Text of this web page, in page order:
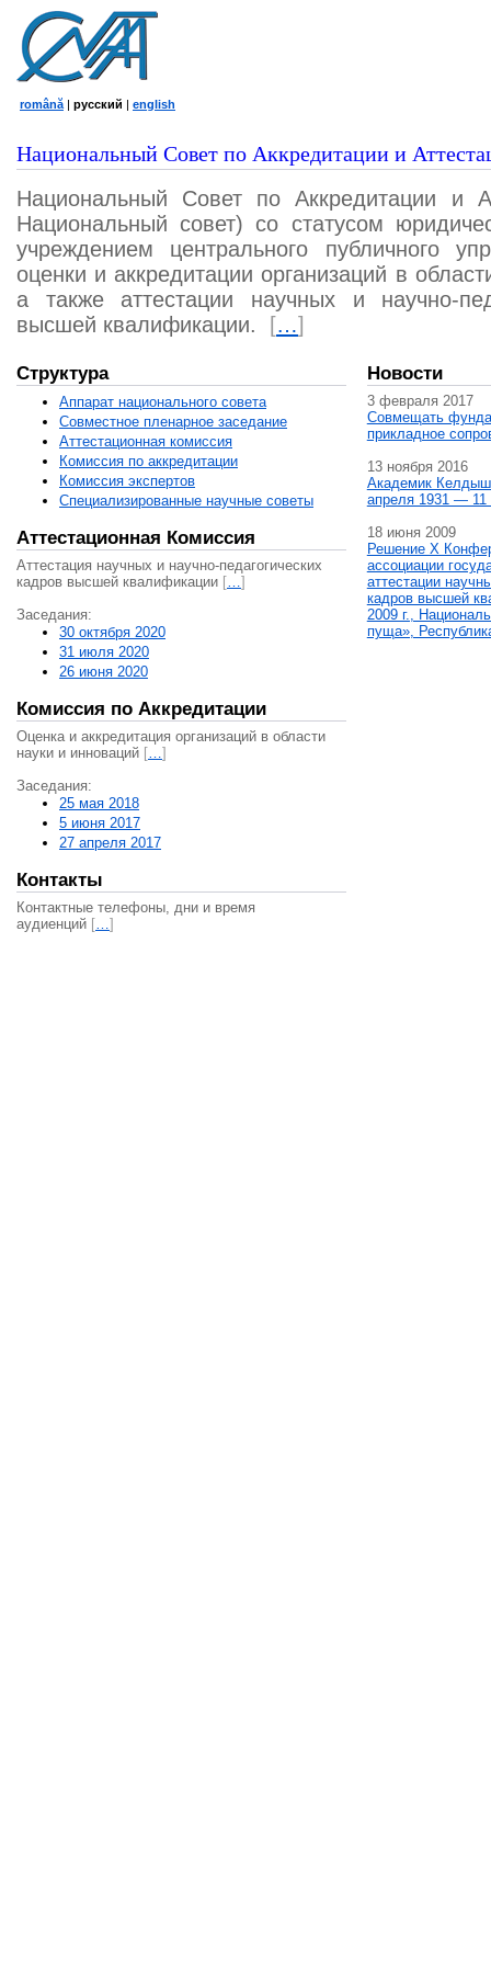
română | русский | english
Национальный Совет по Аккредитации и
Национальный Совет по Аккредитации и
Национальный совет) со статусом
учреждением центрального публичного
оценки и аккредитации организаций в
а также аттестации научных и научно-
высшей квалификации.
[…]
Структура
Аппарат национального совета
Совместное пленарное заседание
Аттестационная комисcия
Комиссия по аккредитации
Комиссия экспертов
Специализированные научные советы
Аттестационная Комиссия
Аттестация научных и научно-педагогических
кадров высшей квалификации […]
Заседания:
30 октября 2020
31 июля 2020
26 июня 2020
Комиссия по Аккредитации
Оценка и аккредитация организаций в области
науки и инноваций […]
Заседания:
25 мая 2018
5 июня 2017
27 апреля 2017
Контакты
Контактные телефоны, дни и время
аудиенций […]
Новости
3 февраля 2017
Совмещать
прикладное
13 ноября 2016
Академик
апреля 1931 — 11
18 июня 2009
Решение X
ассоциации
аттестации
кадров высшей
2009 г.,
пуща»,